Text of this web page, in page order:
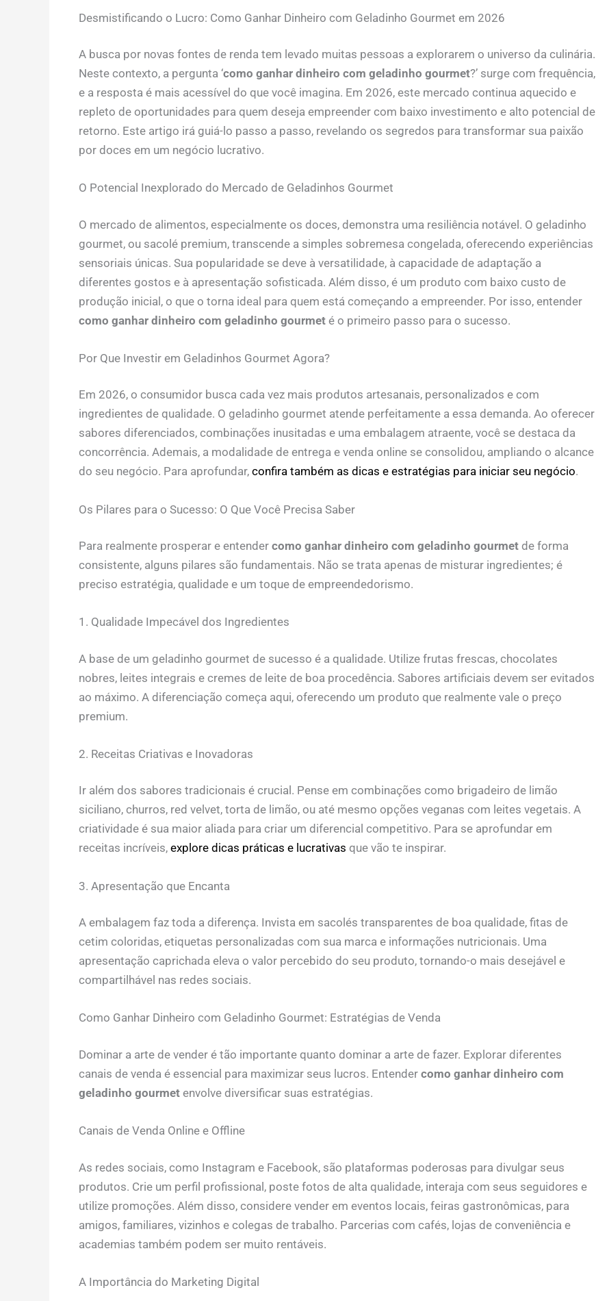
Desmistificando o Lucro: Como Ganhar Dinheiro com Geladinho Gourmet em 2026
A busca por novas fontes de renda tem levado muitas pessoas a explorarem o universo da culinária.
Neste contexto, a pergunta ‘como ganhar dinheiro com geladinho gourmet?’ surge com frequência,
e a resposta é mais acessível do que você imagina. Em 2026, este mercado continua aquecido e
repleto de oportunidades para quem deseja empreender com baixo investimento e alto potencial de
retorno. Este artigo irá guiá-lo passo a passo, revelando os segredos para transformar sua paixão
por doces em um negócio lucrativo.
O Potencial Inexplorado do Mercado de Geladinhos Gourmet
O mercado de alimentos, especialmente os doces, demonstra uma resiliência notável. O geladinho
gourmet, ou sacolé premium, transcende a simples sobremesa congelada, oferecendo experiências
sensoriais únicas. Sua popularidade se deve à versatilidade, à capacidade de adaptação a
diferentes gostos e à apresentação sofisticada. Além disso, é um produto com baixo custo de
produção inicial, o que o torna ideal para quem está começando a empreender. Por isso, entender
como ganhar dinheiro com geladinho gourmeté o primeiro passo para o sucesso.
Por Que Investir em Geladinhos Gourmet Agora?
Em 2026, o consumidor busca cada vez mais produtos artesanais, personalizados e com
ingredientes de qualidade. O geladinho gourmet atende perfeitamente a essa demanda. Ao oferecer
sabores diferenciados, combinações inusitadas e uma embalagem atraente, você se destaca da
concorrência. Ademais, a modalidade de entrega e venda online se consolidou, ampliando o alcance
do seu negócio. Para aprofundar, confira também as dicas e estratégias para iniciar seu negócio.
Os Pilares para o Sucesso: O Que Você Precisa Saber
Para realmente prosperar e entender como ganhar dinheiro com geladinho gourmetde forma
consistente, alguns pilares são fundamentais. Não se trata apenas de misturar ingredientes; é
preciso estratégia, qualidade e um toque de empreendedorismo.
1. Qualidade Impecável dos Ingredientes
A base de um geladinho gourmet de sucesso é a qualidade. Utilize frutas frescas, chocolates
nobres, leites integrais e cremes de leite de boa procedência. Sabores artificiais devem ser evitados
ao máximo. A diferenciação começa aqui, oferecendo um produto que realmente vale o preço
premium.
2. Receitas Criativas e Inovadoras
Ir além dos sabores tradicionais é crucial. Pense em combinações como brigadeiro de limão
siciliano, churros, red velvet, torta de limão, ou até mesmo opções veganas com leites vegetais. A
criatividade é sua maior aliada para criar um diferencial competitivo. Para se aprofundar em
receitas incríveis, explore dicas práticas e lucrativas que vão te inspirar.
3. Apresentação que Encanta
A embalagem faz toda a diferença. Invista em sacolés transparentes de boa qualidade, fitas de
cetim coloridas, etiquetas personalizadas com sua marca e informações nutricionais. Uma
apresentação caprichada eleva o valor percebido do seu produto, tornando-o mais desejável e
compartilhável nas redes sociais.
Como Ganhar Dinheiro com Geladinho Gourmet: Estratégias de Venda
Dominar a arte de vender é tão importante quanto dominar a arte de fazer. Explorar diferentes
canais de venda é essencial para maximizar seus lucros. Entender como ganhar dinheiro com
geladinho gourmetenvolve diversificar suas estratégias.
Canais de Venda Online e Offline
As redes sociais, como Instagram e Facebook, são plataformas poderosas para divulgar seus
produtos. Crie um perfil profissional, poste fotos de alta qualidade, interaja com seus seguidores e
utilize promoções. Além disso, considere vender em eventos locais, feiras gastronômicas, para
amigos, familiares, vizinhos e colegas de trabalho. Parcerias com cafés, lojas de conveniência e
academias também podem ser muito rentáveis.
A Importância do Marketing Digital